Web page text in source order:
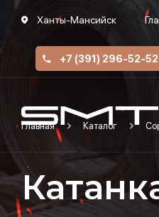
Ханты-Мансийск
+7 (391) 296-52-52
Главная Каталог